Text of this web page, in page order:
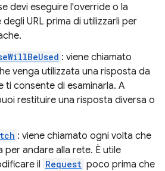
devi eseguire l'override o la
URL prima di utilizzarli per
: viene chiamato
venga utilizzata una risposta da
ti consente di esaminarla. A
restituire una risposta diversa o
: viene chiamato ogni volta che
per andare alla rete. È utile
il Request poco prima che